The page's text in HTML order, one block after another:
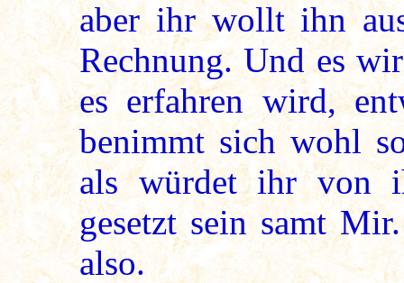
aber ihr wollt ihn
Rechnung. Und es
es erfahren wird,
benimmt sich wohl
als würdet ihr von
gesetzt sein samt
also.